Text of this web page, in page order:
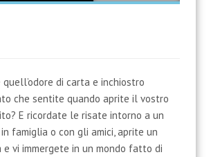
di carta e inchiostro
che sentite quando aprite il vostro
E ricordate le risate intorno a un
famiglia o con gli amici, aprite un
vi immergete in un mondo fatto di